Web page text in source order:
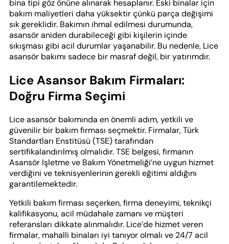
bina tipi göz önüne alınarak hesaplanır. Eski binalar için
bakım maliyetleri daha yüksektir çünkü parça değişimi
sık gereklidir. Bakımın ihmal edilmesi durumunda,
asansör aniden durabileceği gibi kişilerin içinde
sıkışması gibi acil durumlar yaşanabilir. Bu nedenle, Lice
asansör bakımı sadece bir masraf değil, bir yatırımdır.
Lice Asansor Bakım Firmaları:
Doğru Firma Seçimi
Lice asansör bakımında en önemli adım, yetkili ve
güvenilir bir bakım firması seçmektir. Firmalar, Türk
Standartları Enstitüsü (TSE) tarafından
sertifikalandırılmış olmalıdır. TSE belgesi, firmanın
Asansör Işletme ve Bakım Yönetmeliği’ne uygun hizmet
verdiğini ve teknisyenlerinin gerekli eğitimi aldığını
garantilemektedir.
Yetkili bakım firması seçerken, firma deneyimi, teknikçi
kalifikasyonu, acil müdahale zamanı ve müşteri
referansları dikkate alınmalıdır. Lice’de hizmet veren
firmalar, mahalli binaları iyi tanıyor olmalı ve 24/7 acil